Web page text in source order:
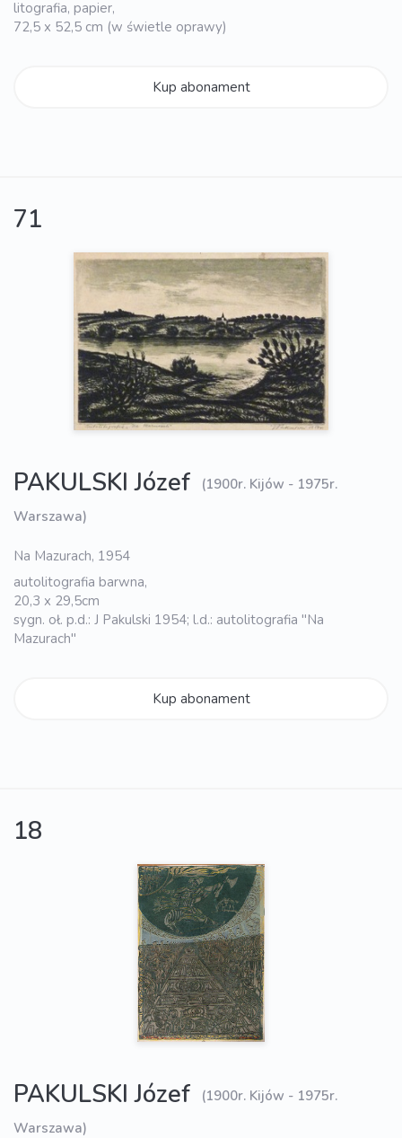
litografia, papier,
72,5 x 52,5 cm (w świetle oprawy)
Kup abonament
71
PAKULSKI Józef
(1900r. Kijów - 1975r.
Warszawa)
Na Mazurach, 1954
autolitografia barwna,
20,3 x 29,5cm
sygn. oł. p.d.: J Pakulski 1954; l.d.: autolitografia "Na
Mazurach"
Kup abonament
18
PAKULSKI Józef
(1900r. Kijów - 1975r.
Warszawa)